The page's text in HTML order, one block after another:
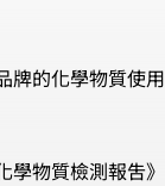
牌的化學物質使用
物質檢測報吿》